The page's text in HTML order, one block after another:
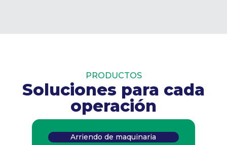
PRODUCTOS
Soluciones para cada
operación
Arriendo de maquinaria